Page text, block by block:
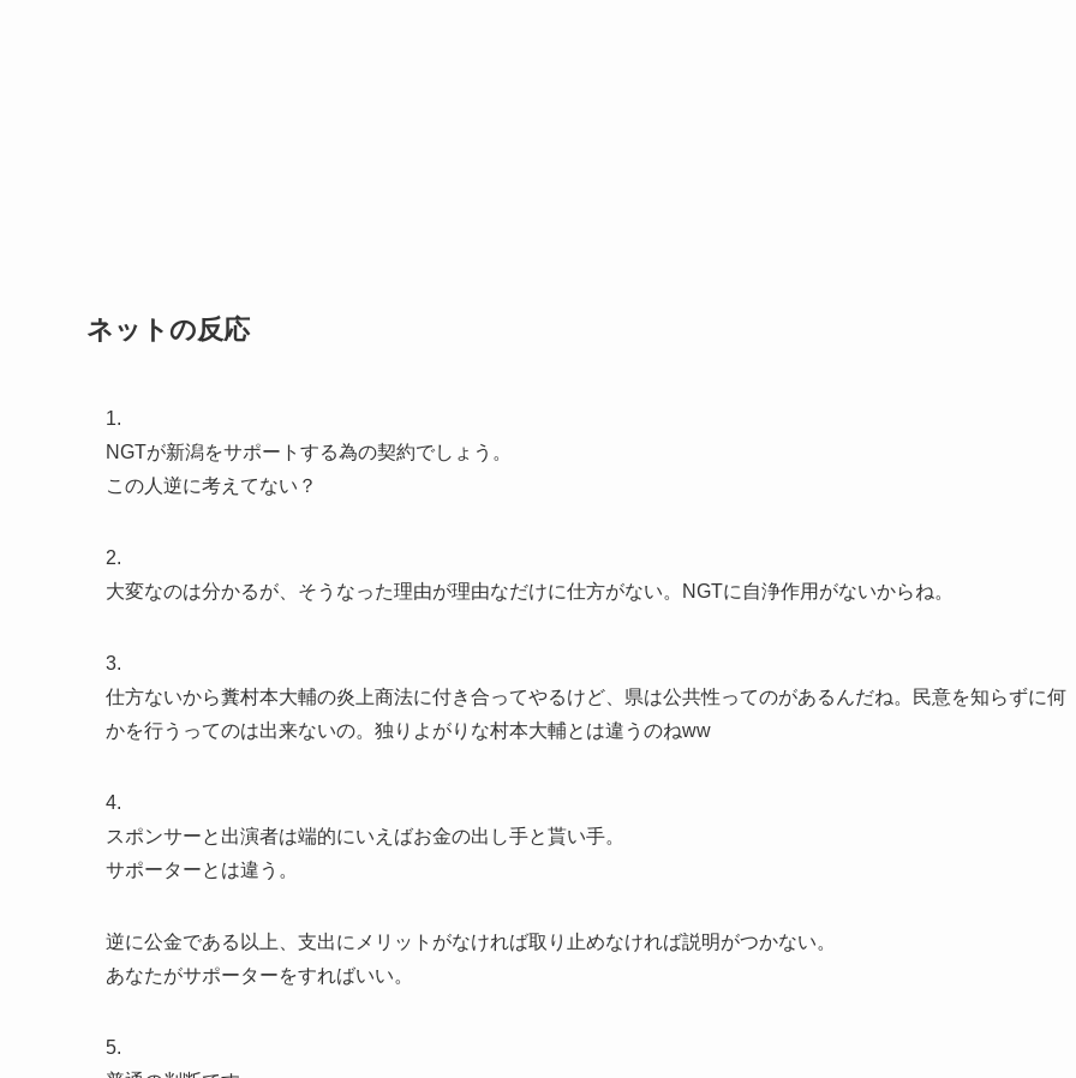
ネットの反応
1.
NGTが新潟をサポートする為の契約でしょう。
この人逆に考えてない？
2.
大変なのは分かるが、そうなった理由が理由なだけに仕方がない。NGTに自浄作用がないからね。
3.
仕方ないから糞村本大輔の炎上商法に付き合ってやるけど、県は公共性ってのがあるんだね。民意を知らずに何
かを行うってのは出来ないの。独りよがりな村本大輔とは違うのねww
4.
スポンサーと出演者は端的にいえばお金の出し手と貰い手。
サポーターとは違う。
逆に公金である以上、支出にメリットがなければ取り止めなければ説明がつかない。
あなたがサポーターをすればいい。
5.